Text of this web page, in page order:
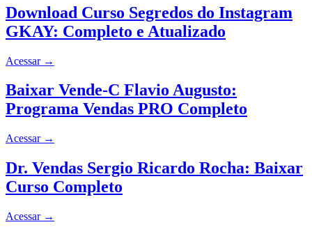
Download Curso Segredos do Instagram
GKAY: Completo e Atualizado
Acessar →
Baixar Vende-C Flavio Augusto:
Programa Vendas PRO Completo
Acessar →
Dr. Vendas Sergio Ricardo Rocha: Baixar
Curso Completo
Acessar →